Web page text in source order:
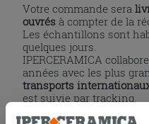
Votre commande sera
ouvrés à compter de la
Les échantillons sont
quelques jours.
IPERCERAMICA
années avec les plus
transports
est suivie par tracking.